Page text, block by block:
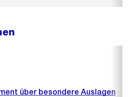
über besondere Auslagen